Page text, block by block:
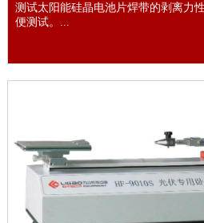
测试太阳能硅晶电池片焊带的剥离力
便测试。...